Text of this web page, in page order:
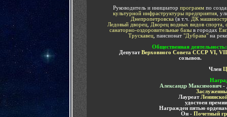
Руководитель и инициатор программ по
культурной инфраструктуры предприятия ,
Днепропетровска (в т.ч.
ДК
Ледовый дворец
Дворец водных видов спорта
санаторно-оздоровительные базы в городах
Трускавец , пансионат "Дубрава" на
Общественная деятельность:
ДепутатВерховного Совета СССР VI,
созывов.
Член
Александр Максимович -
Лауреат
удостоен
Награжден пятью
Он - Почетный